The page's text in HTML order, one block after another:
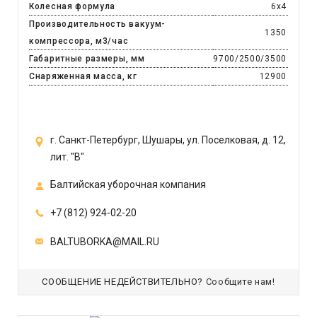
Колесная формула
6х4
Производительность вакуум-
компрессора, м3/час
1350
Габаритные размеры, мм
9700/2500/3500
Снаряженная масса, кг
12900
г. Санкт-Петербург, Шушары, ул. Поселковая, д. 12,
лит. "В"
Балтийская уборочная компания
+7 (812) 924-02-20
BALTUBORKA@MAIL.RU
СООБЩЕНИЕ НЕДЕЙСТВИТЕЛЬНО? Сообщите нам!